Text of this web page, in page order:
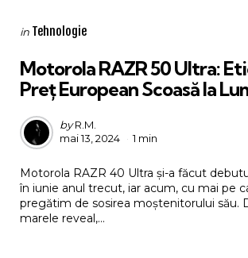
Categories
Posted
in Tehnologie
Motorola RAZR 50 Ultra:
Preț European Scoasă la
Posted
by
by R.M.
mai 13, 2024
1 min
Motorola RAZR 40 Ultra și-a făcut
în iunie anul trecut, iar acum, cu mai pe
pregătim de sosirea moștenitorului său.
marele reveal,...